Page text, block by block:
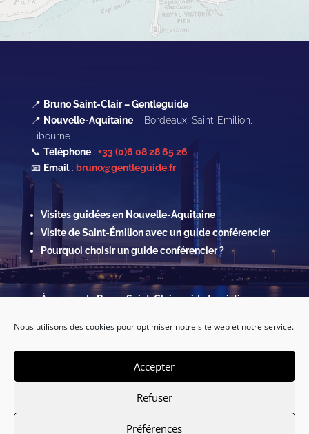
Nous utilisons des cookies pour optimiser notre site web et notre service.
Accepter
Refuser
Préférences
📍 Bruno Saint-Clair – Gentleguide
📍 Nouvelle-Aquitaine– Bordeaux, Saint-Émilion,
Libourne
📞 Téléphone: +33 (0)6 08 28 65 26
📧 Email: bruno@gentleguide.fr
Visites guidées en Nouvelle-Aquitaine
Visite de Saint-Émilion avec un guide conférencier
Pourquoi choisir un guide conférencier ?
À propos de Bruno Saint-Clair, guide touristique
Politique de confidentialité & Cookies